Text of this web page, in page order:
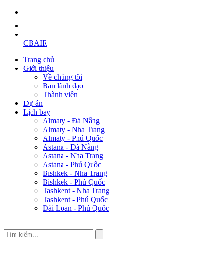
CBAIR
Trang chủ
Giới thiệu
Về chúng tôi
Ban lãnh đạo
Thành viên
Dự án
Lịch bay
Almaty - Đà Nẵng
Almaty - Nha Trang
Almaty - Phú Quốc
Astana - Đà Nẵng
Astana - Nha Trang
Astana - Phú Quốc
Bishkek - Nha Trang
Bishkek - Phú Quốc
Tashkent - Nha Trang
Tashkent - Phú Quốc
Đài Loan - Phú Quốc